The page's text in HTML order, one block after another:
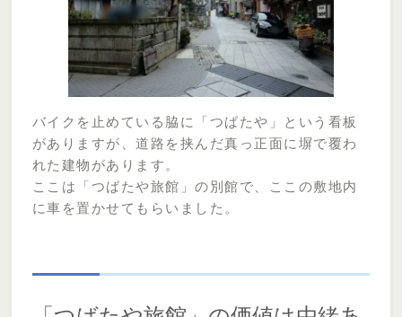
バイクを止めている脇に「つばたや」という看板
がありますが、道路を挟んだ真っ正面に塀で覆わ
れた建物があります。
ここは「つばたや旅館」の別館で、ここの敷地内
に車を置かせてもらいました。